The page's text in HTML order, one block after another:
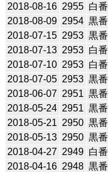
2018-08-16 2955 白番
2018-08-09 2954 黒番
2018-07-15 2953 黒番
2018-07-13 2953 白番
2018-07-10 2953 白番
2018-07-05 2953 黒番
2018-06-07 2951 黒番
2018-05-24 2951 黒番
2018-05-21 2950 黒番
2018-05-13 2950 黒番
2018-04-27 2949 白番
2018-04-16 2948 黒番